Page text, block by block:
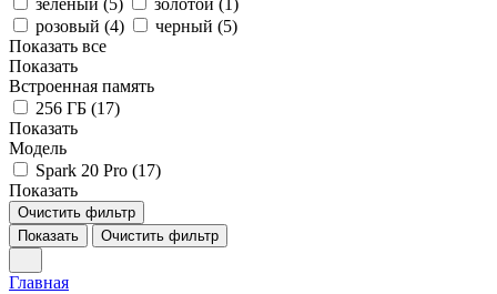
зеленый (5) золотой (1)
розовый (4) черный (5)
Показать все
Показать
Встроенная память
256 ГБ (17)
Показать
Модель
Spark 20 Pro (17)
Показать
Очистить фильтр
Показать
Очистить фильтр
Главная